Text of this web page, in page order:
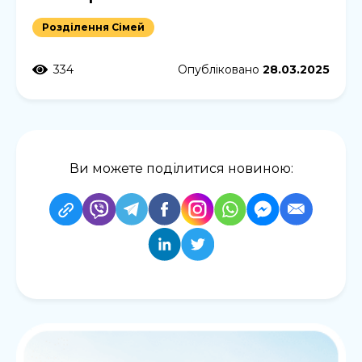
Розділення Сімей
334 Опубліковано 28.03.2025
Ви можете поділитися новиною: